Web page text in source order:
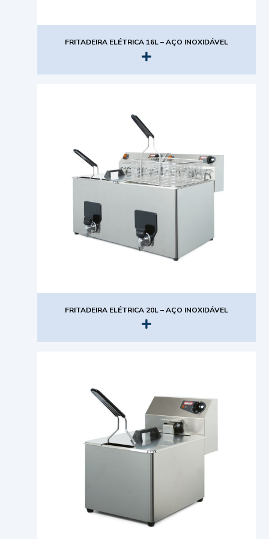
FRITADEIRA ELÉTRICA 16L – AÇO INOXIDÁVEL
FRITADEIRA ELÉTRICA 20L – AÇO INOXIDÁVEL